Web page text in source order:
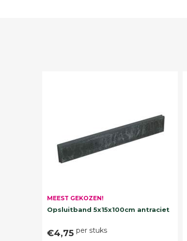
MEEST GEKOZEN!
Opsluitband 5x15x100cm antraciet
€4,75 per stuks